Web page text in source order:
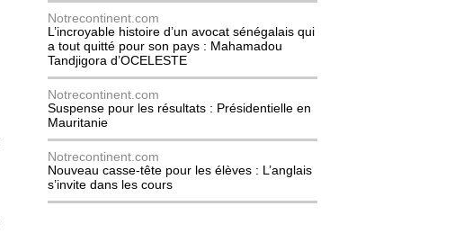
Notrecontinent.com
L’incroyable histoire d’un avocat sénégalais qui
a tout quitté pour son pays : Mahamadou
Tandjigora d’OCELESTE
Notrecontinent.com
Suspense pour les résultats : Présidentielle en
Mauritanie
Notrecontinent.com
Nouveau casse-tête pour les élèves : L’anglais
s’invite dans les cours